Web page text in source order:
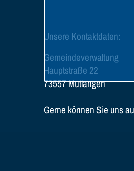
Unsere Kontaktdaten:
Gemeindeverwaltung
Hauptstraße 22
73557 Mutlangen
Gerne können Sie uns